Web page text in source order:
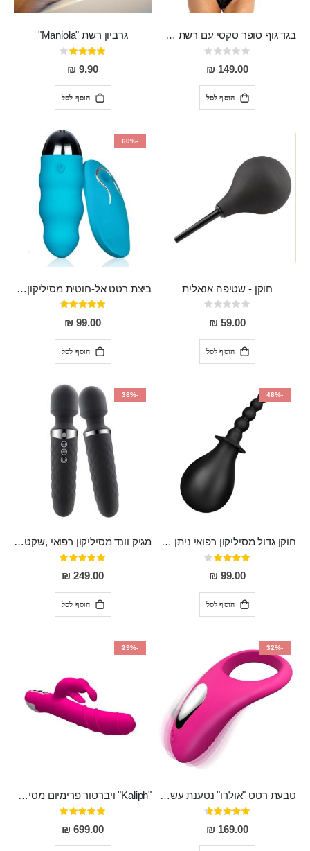
בגד גוף סופר סקסי עם רשת שקופה בחזה ושרשרות מלמעלה וריצרץ מלמטה Pan במפשעה
Rating:
0%
149.00 ₪
הוסף לסל
גרביון רשת "Maniola"
דירוג:
80%
9.90 ₪
הוסף לסל
חוקן - שטיפה אנאלית
Rating:
0%
59.00 ₪
הוסף לסל
-60%
ביצת רטט אל-חוטית מסיליקון רפואי בגודל של 8 ס"מ ורוחב 3 ס"מ בעלת 20 מהירויות שונות "ENKI"
דירוג:
93%
99.00 ₪
הוסף לסל
-48%
חוקן גדול מסיליקון רפואי ניתן לשימוש גם כפלאג וגם כחרוזים אנאלים
דירוג:
80%
99.00 ₪
הוסף לסל
-38%
מגיק וונד מסיליקון רפואי ,שקט במיוחד, נטען בעל 10 מהירויות שונות "Erna"
דירוג:
100%
249.00 ₪
הוסף לסל
-32%
טבעת רטט "אולרו" נטענת עשויה סיליקון רפואי עם רטט חזק ומטריף חושים
דירוג:
91%
169.00 ₪
-29%
"Kaliph" ויברטור פרימיום מסיליקון רפואי , נטען, שקט במיוחד, מסתובב ומתפתל, שמנמן עם חדירה 14 סמ
דירוג:
100%
699.00 ₪